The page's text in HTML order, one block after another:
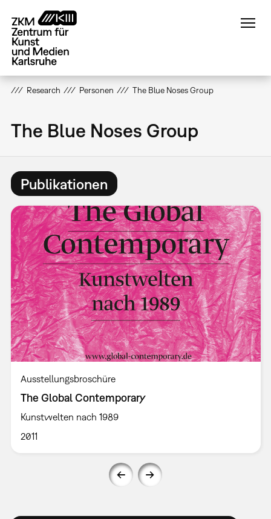
zum
Inhalt
Research Personen The Blue Noses Group
The Blue Noses Group
Publikationen
Ausstellungsbroschüre
The Global Contemporary
Kunstwelten nach 1989
2011